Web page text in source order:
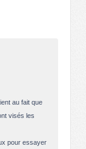
au fait que
visés les
pour essayer